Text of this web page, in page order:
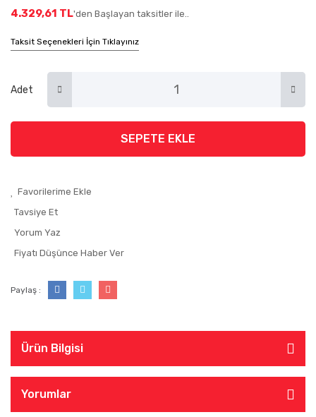
4.329,61 TL'den Başlayan taksitler ile..
Taksit Seçenekleri İçin Tıklayınız
Adet
SEPETE EKLE
Tavsiye Et
Yorum Yaz
Fiyatı Düşünce Haber Ver
Paylaş :
Ürün Bilgisi
Yorumlar